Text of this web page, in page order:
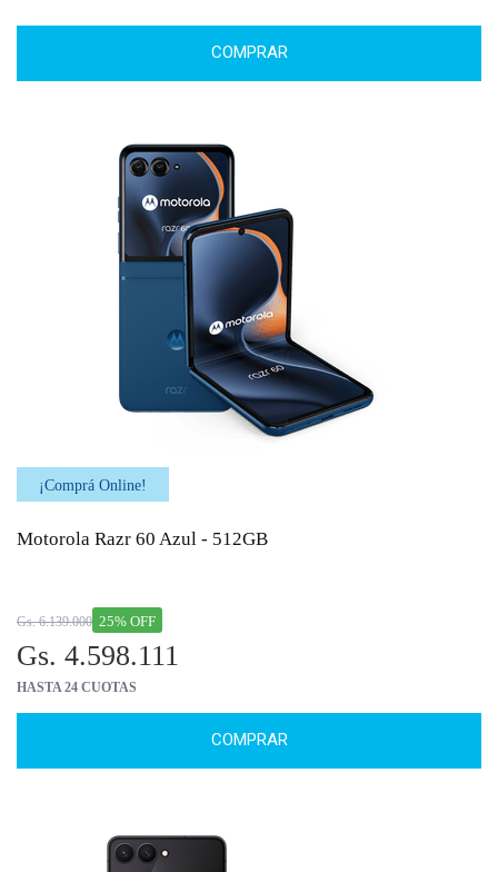
COMPRAR
¡Comprá Online!
Motorola Razr 60 Azul - 512GB
25% OFF
Gs. 6.139.000
Gs. 4.598.111
HASTA 24 CUOTAS
COMPRAR